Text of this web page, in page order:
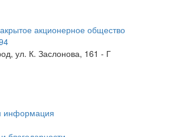
акционерное общество
ул. К. Заслонова, 161 - Г
информация